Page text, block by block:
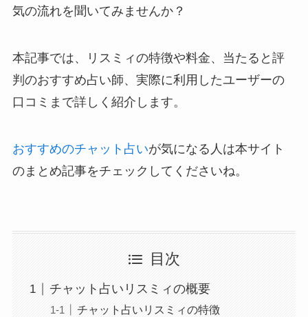
気の流れを聞いてみませんか？
本記事では、リスミィの特徴や料金、当たると評
判のおすすめ占い師、実際に利用したユーザーの
口コミまで詳しく紹介します。
おすすめのチャット占いが気になる人は本サイト
のまとめ記事をチェックしてくださいね。
目次
チャット占いリスミィの概要
チャット占いリスミィの特徴